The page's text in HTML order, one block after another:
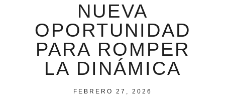
NUEVA
OPORTUNIDAD
PARA ROMPER
LA DINÁMICA
FEBRERO 27, 2026